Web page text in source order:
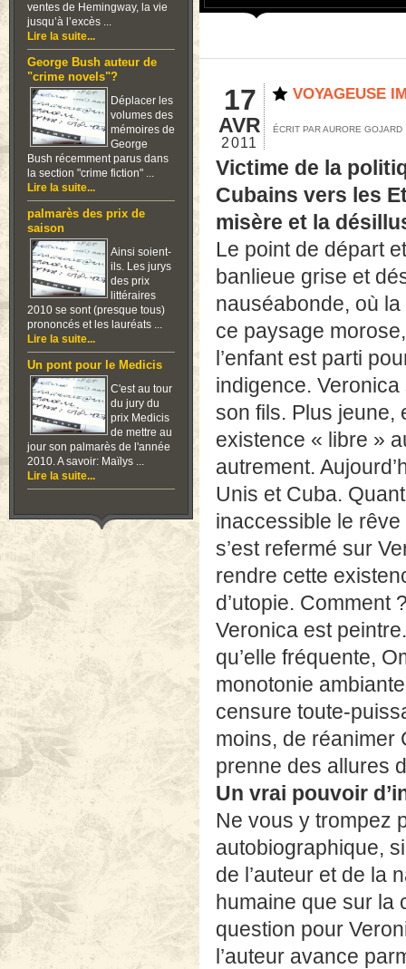
ventes de Hemingway, la vie
jusqu’à l’excès ...
Lire la suite...
George Bush auteur de
"crime novels"?
Déplacer les
volumes des
mémoires de
George
Bush récemment parus dans
la section "crime fiction" ...
Lire la suite...
palmarès des prix de
saison
Ainsi soient-
ils. Les jurys
des prix
littéraires
2010 se sont (presque tous)
prononcés et les lauréats ...
Lire la suite...
Un pont pour le Medicis
C'est au tour
du jury du
prix Medicis
de mettre au
jour son palmarès de l'année
2010. A savoir: Maïlys ...
Lire la suite...
17
AVR
2011
VOYAGEUSE
ÉCRIT PAR AURORE GOJARD
Victime de la
Cubains vers les
misère et la
Le point de départ
banlieue grise et
nauséabonde, où
ce paysage
l’enfant est parti
indigence.
son fils. Plus jeune,
existence « libre »
autrement.
Unis et Cuba.
inaccessible le rêve
s’est refermé sur
rendre cette
d’utopie. Comment
Veronica est
qu’elle fréquente,
monotonie
censure toute-
moins, de
prenne des allures
Un vrai pouvoir
Ne vous y trompez
autobiographique,
de l’auteur et de la
humaine que sur la
question pour
l’auteur avance